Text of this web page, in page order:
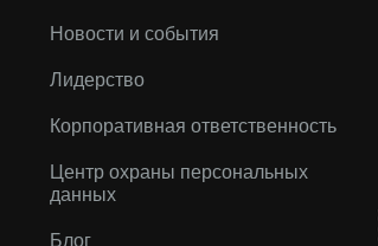
Новости и события
Лидерство
Корпоративная ответственность
Центр охраны персональных
данных
Блог